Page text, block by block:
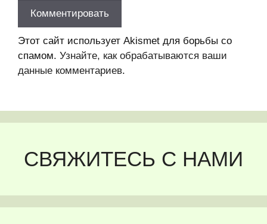
Этот сайт использует Akismet для борьбы со
спамом. Узнайте, как обрабатываются ваши
данные комментариев.
СВЯЖИТЕСЬ С НАМИ